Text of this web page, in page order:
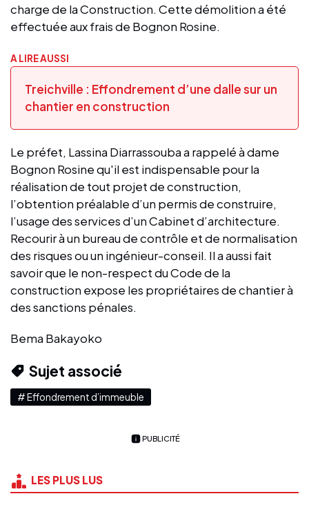
charge de la Construction. Cette démolition a été
effectuée aux frais de Bognon Rosine.
A LIRE AUSSI
Treichville : Effondrement d’une dalle sur un
chantier en construction
Le préfet, Lassina Diarrassouba a rappelé à dame
Bognon Rosine qu'il est indispensable pour la
réalisation de tout projet de construction,
l’obtention préalable d’un permis de construire,
l’usage des services d’un Cabinet d’architecture.
Recourir à un bureau de contrôle et de normalisation
des risques ou un ingénieur-conseil. Il a aussi fait
savoir que le non-respect du Code de la
construction expose les propriétaires de chantier à
des sanctions pénales.
Bema Bakayoko
Sujet associé
# Effondrement d’immeuble
PUBLICITÉ
LES PLUS LUS